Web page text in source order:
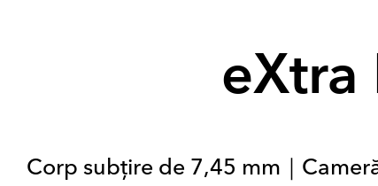
eXtra
Corp subțire de 7,45 mm｜